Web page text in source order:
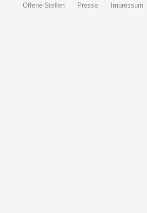
Offene Stellen Presse Impressum